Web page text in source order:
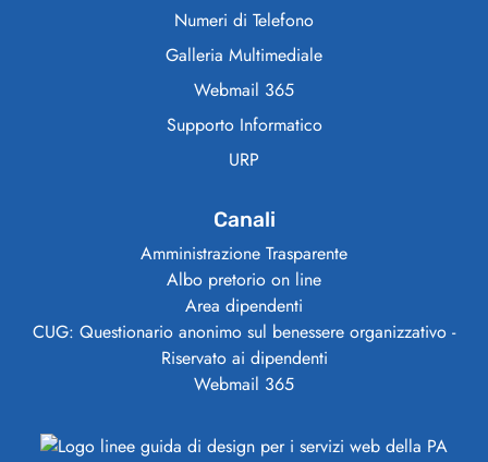
Numeri di Telefono
Galleria Multimediale
Webmail 365
Supporto Informatico
URP
Canali
Amministrazione Trasparente
Albo pretorio on line
Area dipendenti
CUG: Questionario anonimo sul benessere organizzativo -
Riservato ai dipendenti
Webmail 365